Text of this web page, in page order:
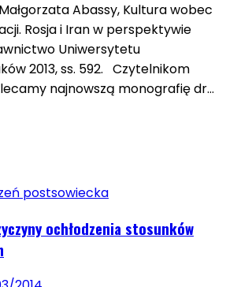
Abassy, Kultura wobec
Rosja i Iran w perspektywie
Uniwersytetu
2013, ss. 592. Czytelnikom
najnowszą monografię dr…
postsowiecka
ochłodzenia stosunków